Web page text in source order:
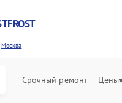
Москва
Срочный ремонт Цены